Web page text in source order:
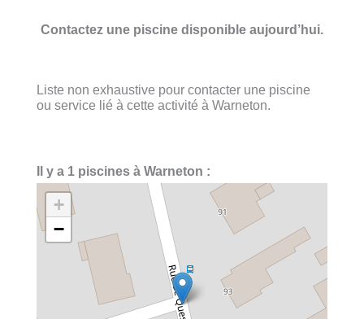
Contactez une piscine disponible aujourd’hui.
Liste non exhaustive pour contacter une piscine
ou service lié à cette activité à Warneton.
Il y a 1 piscines à Warneton :
+
−